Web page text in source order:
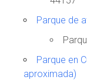
Parque de
Parque en
aproximada)